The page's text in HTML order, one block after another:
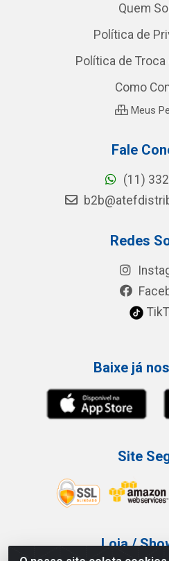
Quem
Política de
Política de
Como
Meus
Fale
(11)
Redes
Baixe já
Site
Loja /